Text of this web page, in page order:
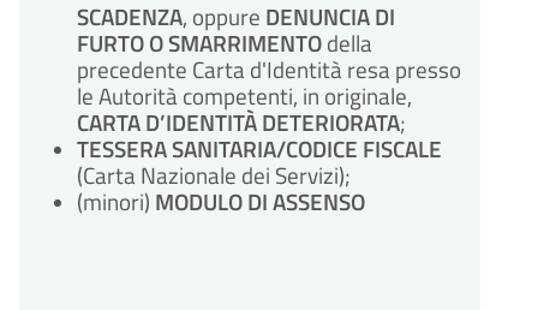
SCADENZA, oppure DENUNCIA DI
FURTO O SMARRIMENTOdella
precedente Carta d'Identità resa presso
le Autorità competenti, in originale,
CARTA D’IDENTITÀ DETERIORATA;
TESSERA SANITARIA/CODICE FISCALE
(Carta Nazionale dei Servizi);
(minori) MODULO DI ASSENSO